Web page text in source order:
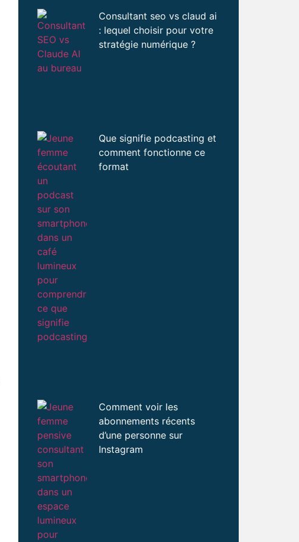
Consultant seo vs claud ai
: lequel choisir pour votre
stratégie numérique ?
Que signifie podcasting et
comment fonctionne ce
format
Comment voir les
abonnements récents
d’une personne sur
Instagram